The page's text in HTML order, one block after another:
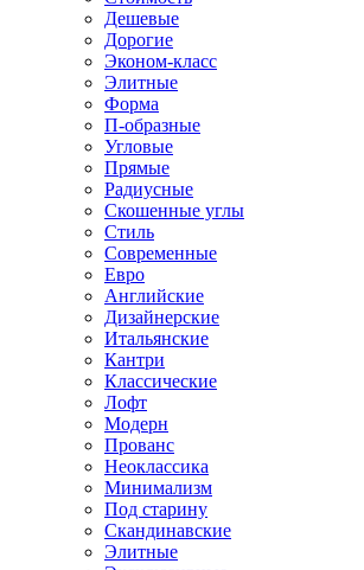
Дешевые
Дорогие
Эконом-класс
Элитные
Форма
П-образные
Угловые
Прямые
Радиусные
Скошенные углы
Стиль
Современные
Евро
Английские
Дизайнерские
Итальянские
Кантри
Классические
Лофт
Модерн
Прованс
Неоклассика
Минимализм
Под старину
Скандинавские
Элитные